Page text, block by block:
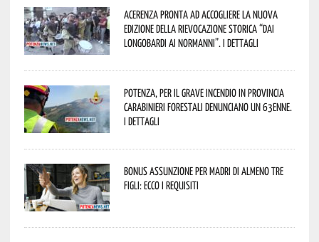
Acerenza pronta ad accogliere la nuova
edizione della rievocazione storica “Dai
Longobardi ai Normanni”. I dettagli
Potenza, per il grave incendio in Provincia
Carabinieri forestali denunciano un 63enne.
I dettagli
Bonus assunzione per madri di almeno tre
figli: ecco i requisiti